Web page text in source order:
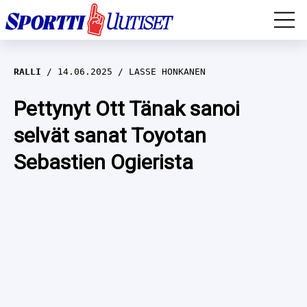
EM-YLEISURHEILU
JÄÄKIEKKO
YLEISURHEILU
WILMA HELTELÄ
TALVILAJIT
RALLI 14.06.2025 LASSE HONKANEN
Pettynyt Ott Tänak sanoi
selvät sanat Toyotan
Sebastien Ogierista